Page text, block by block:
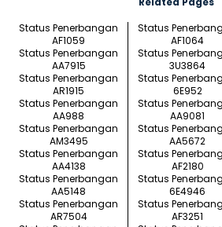
Status Penerbangan
AF1059
Status
AF1064
Status Penerbangan
AA7915
Status
3U3864
Status Penerbangan
AR1915
Status
6E952
Status Penerbangan
AA988
Status
AA9081
Status Penerbangan
AM3495
Status
AA5672
Status Penerbangan
AA4138
Status
AF2180
Status Penerbangan
AA5148
Status
6E4946
Status Penerbangan
AR7504
Status
AF3251